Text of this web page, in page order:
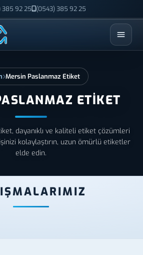
385 92 25 (0543) 385 92 25
ESC
Mersin Paslanmaz Etiket
ETIKET
dayanıklı ve kaliteli etiket çözümleri
kolaylaştırın, uzun ömürlü etiketler
elde edin.